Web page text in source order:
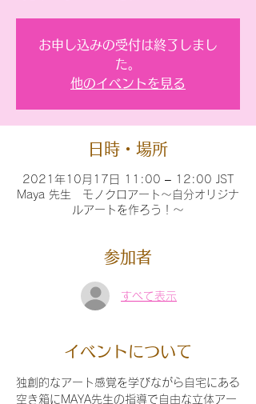
お申し込みの受付は終了しまし
た。
他のイベントを見る
日時・場所
2021年10月17日 11:00 – 12:00 JST
Maya 先生 モノクロアート〜自分オリジナ
ルアートを作ろう！〜
参加者
すべて表示
イベントについて
独創的なアート感覚を学びながら自宅にある
空き箱にMAYA先生の指導で自由な立体アー